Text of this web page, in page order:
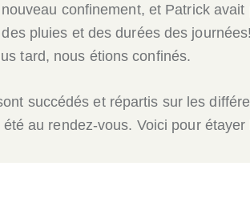
nouveau confinement, et Patrick
pluies et des durées des
tard, nous étions confinés.
succédés et répartis sur les
au rendez-vous. Voici pour